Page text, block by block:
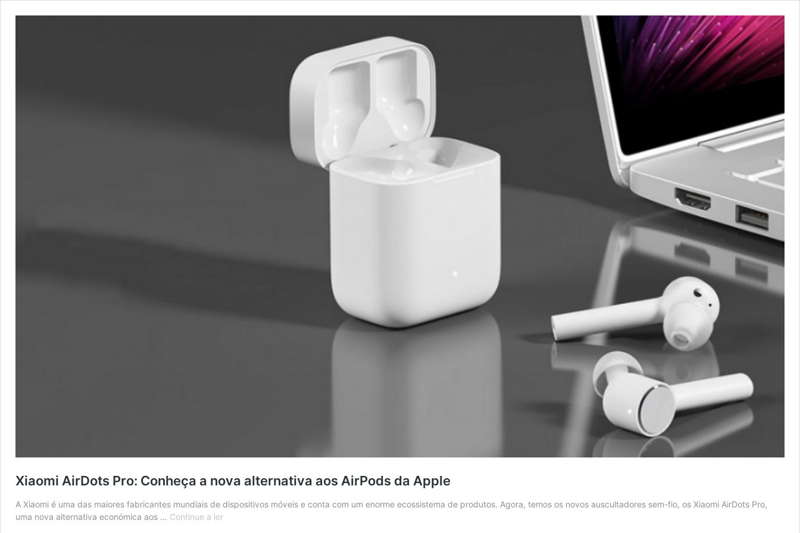
Xiaomi AirDots Pro: Conheça a nova alternativa aos AirPods da Apple
A Xiaomi é uma das maiores fabricantes mundiais de dispositivos móveis e conta com um enorme ecossistema de produtos. Agora, temos os novos auscultadores sem-fio, os Xiaomi AirDots Pro,
uma nova alternativa económica aos … Continue a lerXiaomi